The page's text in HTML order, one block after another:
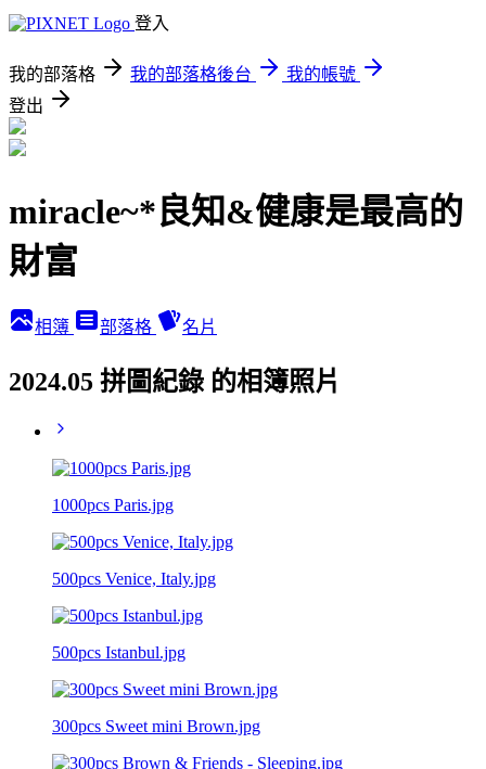
登入
我的部落格 我的部落格後台
我的帳號
登出
miracle~*良知&健康是最高的
財富
相簿 部落格 名片
2024.05 拼圖紀錄 的相簿照片
1000pcs Paris.jpg
500pcs Venice, Italy.jpg
500pcs Istanbul.jpg
300pcs Sweet mini Brown.jpg